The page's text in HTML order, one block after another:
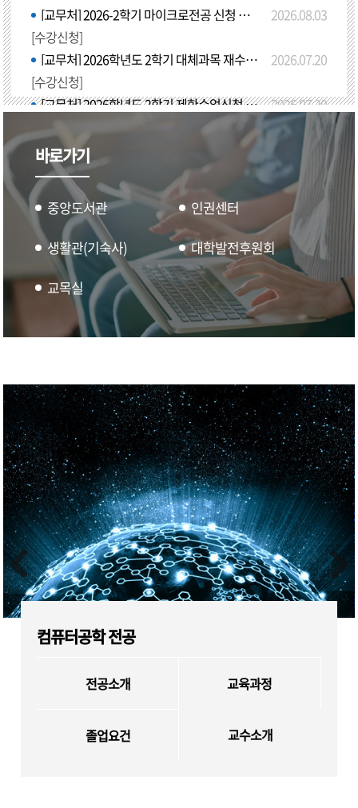
[교무처] 2026-2학기 마이크로전공 신청 안내(8월 24일 시스템 오픈)
2026.08.03
[수강신청]
[교무처] 2026학년도 2학기 대체과목 재수강 신청안내
2026.07.20
[수강신청]
[교무처] 2026학년도 2학기 제한수업신청 안내
2026.07.20
바로가기
중앙도서관
인권센터
생활관(기숙사)
대학발전후원회
교목실
컴퓨터공학 전공
전공소개 교육과정
졸업요건 교수소개